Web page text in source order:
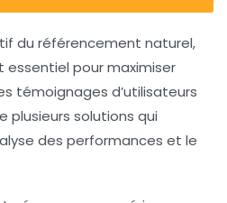
du référencement naturel,
essentiel pour maximiser
témoignages d’utilisateurs
plusieurs solutions qui
des performances et le